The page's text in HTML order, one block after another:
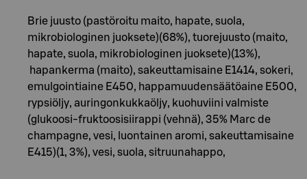
Brie juusto (pastöroitu maito, hapate, suola,
mikrobiologinen juoksete)(68%), tuorejuusto (maito,
hapate, suola, mikrobiologinen juoksete)(13%),
hapankerma (maito), sakeuttamisaine E1414, sokeri,
emulgointiaine E450, happamuudensäätöaine E500,
rypsiöljy, auringonkukkaöljy, kuohuviini valmiste
(glukoosi-fruktoosisiirappi (vehnä), 35% Marc de
champagne, vesi, luontainen aromi, sakeuttamisaine
E415)(1, 3%), vesi, suola, sitruunahappo,